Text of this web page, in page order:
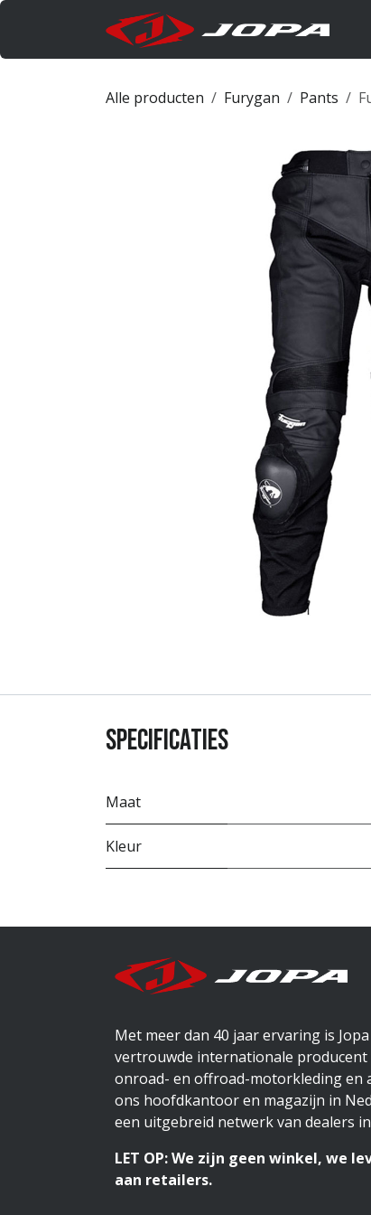
Overslaan naar inhoud
Alle producten Furygan Pants
Specificaties
Maat
Kleur
Met meer dan 40 jaar ervaring is
vertrouwde internationale
onroad- en offroad-motorkleding en
ons hoofdkantoor en magazijn in
een uitgebreid netwerk van dealers
LET OP: We zijn geen winkel, we
aan retailers.